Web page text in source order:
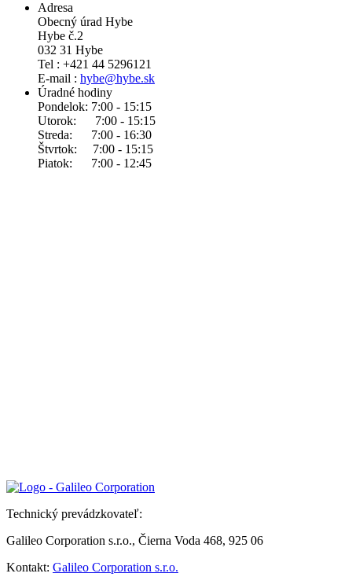
Adresa
Obecný úrad Hybe
Hybe č.2
032 31 Hybe
Tel : +421 44 5296121
E-mail : hybe@hybe.sk
Úradné hodiny
Pondelok: 7:00 - 15:15
Utorok: 7:00 - 15:15
Streda: 7:00 - 16:30
Štvrtok: 7:00 - 15:15
Piatok: 7:00 - 12:45
Technický prevádzkovateľ:
Galileo Corporation s.r.o., Čierna Voda 468, 925 06
Kontakt: Galileo Corporation s.r.o.